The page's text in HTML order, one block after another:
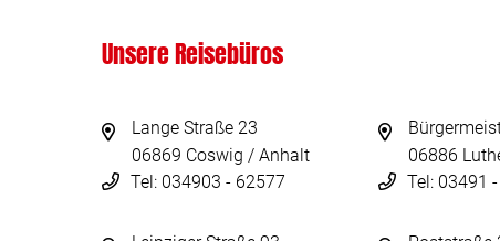
Unsere Reisebüros
Lange Straße 23
06869 Coswig / Anhalt
Tel: 034903 - 62577
06886
Tel: 03491